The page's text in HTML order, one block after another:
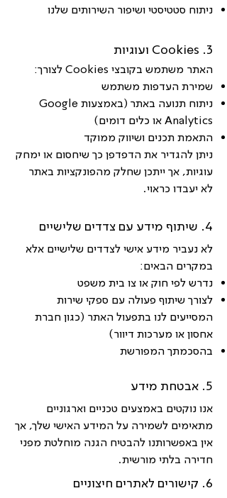
ניתוח סטטיסטי ושיפור השירותים שלנו
3. Cookies ועוגיות
האתר משתמש בקובצי Cookies לצורך:
שמירת העדפות משתמש
ניתוח תנועה באתר (באמצעות Google
Analytics או כלים דומים)
התאמת תכנים ושיווק ממוקד
ניתן להגדיר את הדפדפן כך שיחסום או ימחק
עוגיות, אך ייתכן שחלק מהפונקציות באתר
לא יעבדו כראוי.
4. שיתוף מידע עם צדדים שלישיים
לא נעביר מידע אישי לצדדים שלישיים אלא
במקרים הבאים:
נדרש לפי חוק או צו בית משפט
לצורך שיתוף פעולה עם ספקי שירות
המסייעים לנו בתפעול האתר (כגון חברת
אחסון או מערכות דיוור)
בהסכמתך המפורשת
5. אבטחת מידע
אנו נוקטים באמצעים טכניים וארגוניים
מתאימים לשמירה על המידע האישי שלך, אך
אין באפשרותנו להבטיח הגנה מוחלטת מפני
חדירה בלתי מורשית.
6. קישורים לאתרים חיצוניים